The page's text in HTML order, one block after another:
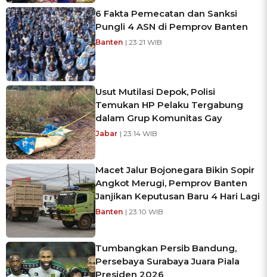
6 Fakta Pemecatan dan Sanksi
Pungli 4 ASN di Pemprov Banten
Banten | 23:21 WIB
Usut Mutilasi Depok, Polisi
Temukan HP Pelaku Tergabung
dalam Grup Komunitas Gay
Jabar | 23:14 WIB
Macet Jalur Bojonegara Bikin Sopir
Angkot Merugi, Pemprov Banten
Janjikan Keputusan Baru 4 Hari Lagi
Banten | 23:10 WIB
Tumbangkan Persib Bandung,
Persebaya Surabaya Juara Piala
Presiden 2026